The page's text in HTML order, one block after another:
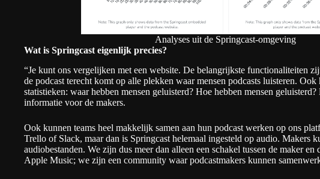
Analyses uit de Springcast-omgeving
Wat is Springcast eigenlijk precies?
“Je kunt ons vergelijken met een website. De belangrijkste functionaliteiten
de podcast terecht komt op alle plekken waar mensen podcasts luisteren.
statistieken: waar hebben mensen geluisterd? Hoe hebben mensen
informatie voor de makers.
Ook kunnen teams heel makkelijk samen aan hun podcast werken op ons
Trello of Slack, maar dan is Springcast helemaal ingesteld op audio. Makers
audiobestanden. We zijn dus meer dan alleen een schakel tussen de maker
Apple Music; we zijn een community waar podcastmakers kunnen